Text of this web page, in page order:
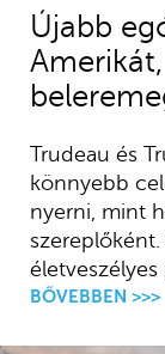
Újabb
Trudeau és
könnyebb
nyerni, mint
életveszélyes
BŐVEBBEN >>>